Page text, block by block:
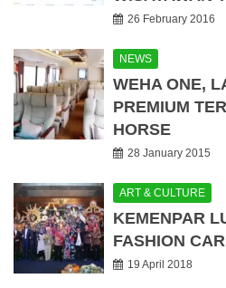
26 February 2016
NEWS
WEHA ONE,
PREMIUM
HORSE
28 January 2015
ART & CULTURE
KEMENPAR
FASHION
19 April 2018